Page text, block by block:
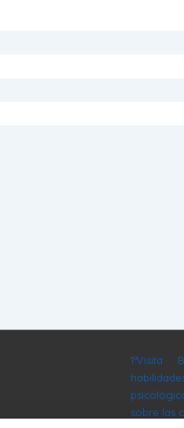
1ªVisita
sobre las